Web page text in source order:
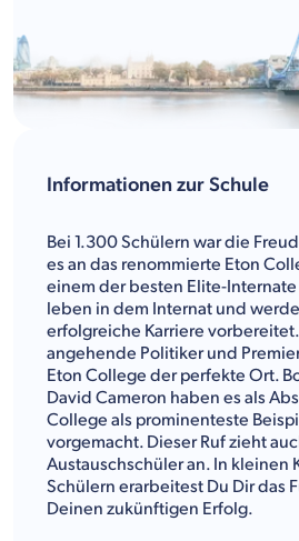
Informationen zur Schule
Bei 1.300 Schülern war die
es an das renommierte Eton
einem der besten Elite-Internate
leben in dem Internat und
erfolgreiche Karriere
angehende Politiker und
Eton College der perfekte Ort.
David Cameron haben es als
College als prominenteste
vorgemacht. Dieser Ruf zieht
Austauschschüler an. In kleinen
Schülern erarbeitest Du Dir das
Deinen zukünftigen Erfolg.